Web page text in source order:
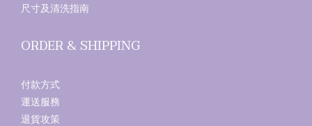
尺寸及清洗指南
ORDER & SHIPPING
付款方式
運送服務
退貨攻策